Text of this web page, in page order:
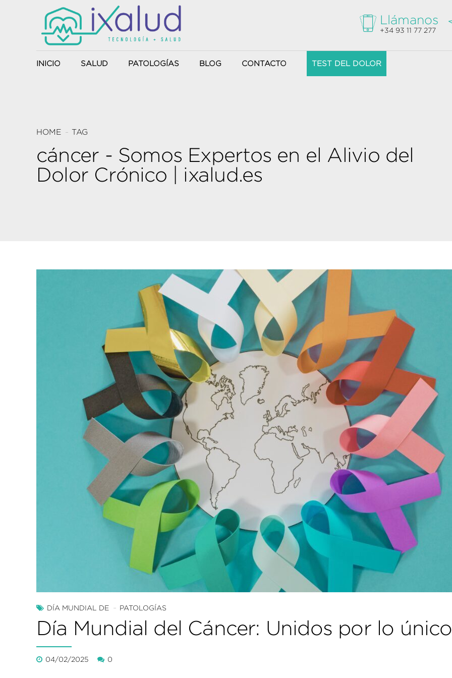
Llámanos
+34 93 11 77 277
INICIO SALUD
Anduflex
NaturEnergy
PATOLOGÍAS BLOG CONTACTO TEST DEL DOLOR
HOME TAG
cáncer - Somos Expertos en el Alivio del
Dolor Crónico | ixalud.es
DÍA MUNDIAL DE PATOLOGÍAS
Día Mundial del Cáncer: Unidos por lo único
04/02/2025 0